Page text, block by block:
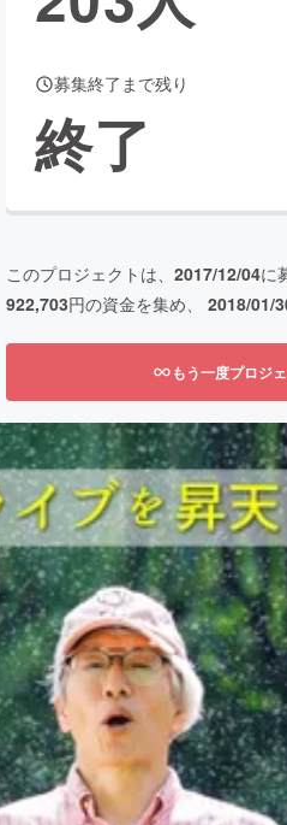
募集終了まで残り
終了
このプロジェクトは、 2017/12/04に
922,703円の資金を集め、 2018/01/
もう一度プロジ